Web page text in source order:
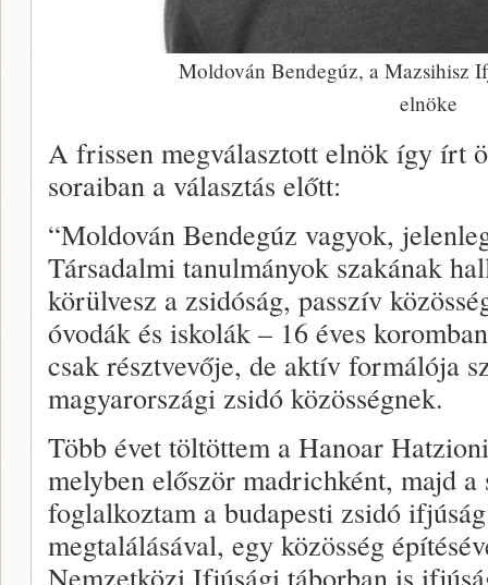
Moldován Bendegúz, a Mazsihisz
elnöke
A frissen megválasztott elnök így írt
soraiban a választás előtt:
“Moldován Bendegúz vagyok,
Társadalmi tanulmányok szakának
körülvesz a zsidóság, passzív
óvodák és iskolák – 16 éves
csak résztvevője, de aktív formálója
magyarországi zsidó közösségnek.
Több évet töltöttem a Hanoar
melyben először madrichként, majd a
foglalkoztam a budapesti zsidó
megtalálásával, egy közösség
Nemzetközi Ifjúsági táborban is